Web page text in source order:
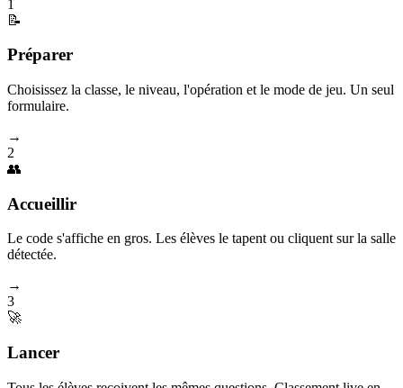
1
📝
Préparer
Choisissez la classe, le niveau, l'opération et le mode de jeu. Un seul
formulaire.
→
2
👥
Accueillir
Le code s'affiche en gros. Les élèves le tapent ou cliquent sur la salle
détectée.
→
3
🚀
Lancer